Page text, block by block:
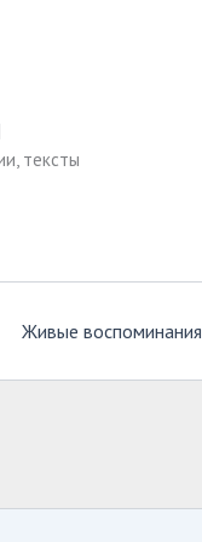
тексты
Живые воспоминания